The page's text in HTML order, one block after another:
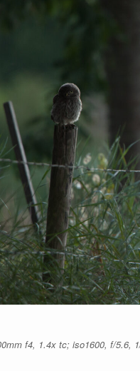
f4, 1.4x tc; iso1600, f/5.6,